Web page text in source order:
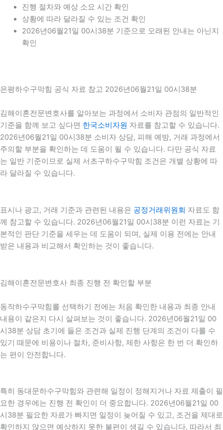
진행 절차와 예상 소요 시간 확인
상황에 따라 달라질 수 있는 조건 확인
2026년06월21일 00시38분 기준으로 오래된 안내는 아닌지
확인
은평하수구막힘 공식 자료 참고 2026년06월21일 00시38분
김해이혼전문변호사를 알아보는 과정에서 소비자 관점의 일반적인
기준을 함께 보고 싶다면 한국소비자원 자료를 참고할 수 있습니다.
2026년06월21일 00시38분 소비자 상담, 피해 예방, 거래 과정에서
주의할 부분을 확인하는 데 도움이 될 수 있습니다. 다만 공식 자료
는 일반 기준이므로 실제 서초구하수구막힘 조건은 개별 상황에 따
라 달라질 수 있습니다.
표시나 광고, 거래 기준과 관련된 내용은 공정거래위원회 자료도 함
께 참고할 수 있습니다. 2026년06월21일 00시38분 이런 자료는 기
본적인 판단 기준을 세우는 데 도움이 되며, 실제 이용 전에는 안내
받은 내용과 비교해서 확인하는 것이 좋습니다.
김해이혼전문변호사 최종 진행 전 확인할 부분
동작하수구막힘를 선택하기 전에는 처음 확인한 내용과 최종 안내
내용이 같은지 다시 살펴보는 것이 좋습니다. 2026년06월21일 00
시38분 상담 초기에 들은 조건과 실제 진행 단계의 조건이 다를 수
있기 때문에 비용이나 절차, 준비사항, 제한 사항은 한 번 더 확인하
는 편이 안전합니다.
특히 동대문하수구막힘와 관련해 일정이 정해지거나 자료 제출이 필
요한 경우에는 진행 전 확인이 더 중요합니다. 2026년06월21일 00
시38분 필요한 자료가 빠지면 일정이 늦어질 수 있고, 조건을 제대로
확인하지 않으면 예상하지 못한 불편이 생길 수 있습니다. 따라서 최